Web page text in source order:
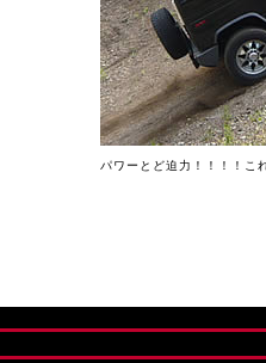
パワーとど迫力！！！！こ